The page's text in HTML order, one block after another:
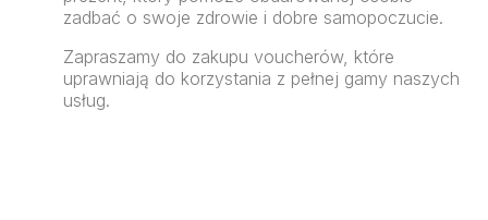
zadbać o swoje zdrowie i dobre samopoczucie.
Zapraszamy do zakupu voucherów, które
uprawniają do korzystania z pełnej gamy naszych
usług.